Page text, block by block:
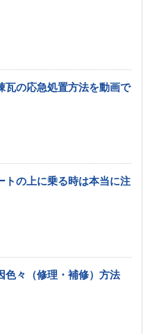
瓦の応急処置方法を動画で
トの上に乗る時は本当に注
色々（修理・補修）方法